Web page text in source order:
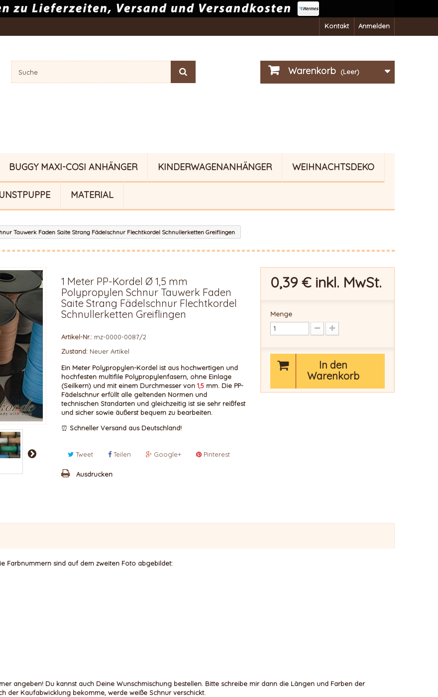
Anmelden
Kontakt
Warenkorb (Leer)
BUGGY MAXI-COSI ANHÄNGER KINDERWAGENANHÄNGER WEIHNACHTSDEKO
MATERIAL
Tauwerk Faden Saite Strang Fädelschnur Flechtkordel Schnullerketten Greiflingen
1 Meter PP-Kordel Ø 1,5 mm
Polypropylen Schnur Tauwerk Faden
Saite Strang Fädelschnur Flechtkordel
Schnullerketten Greiflingen
Artikel-Nr.: mz-0000-0087/2
Zustand: Neuer Artikel
Ein Meter Polypropylen-Kordel ist aus hochwertigen und
hochfesten multifile Polypropylenfasern, ohne Einlage
(Seilkern) und mit einem Durchmesser von 1,5 mm. Die PP-
Fädelschnur erfüllt alle geltenden Normen und
technischen Standarten und gleichzeitig ist sie sehr reißfest
und sicher sowie äußerst bequem zu bearbeiten.
⏰ Schneller Versand aus Deutschland!
Tweet Teilen Google+ Pinterest
Ausdrucken
0,39 €inkl. MwSt.
Menge
In den
Warenkorb
Farbnummern sind auf dem zweiten Foto abgebildet:
angeben! Du kannst auch Deine Wunschmischung bestellen. Bitte schreibe mir dann die Längen und Farben der
der Kaufabwicklung bekomme, werde weiße Schnur verschickt.